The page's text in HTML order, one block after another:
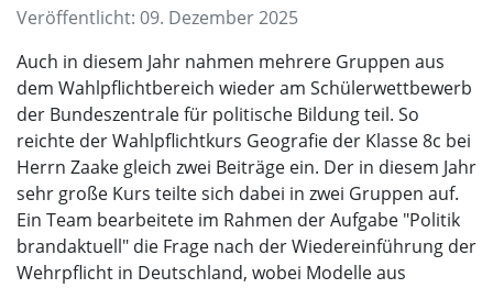
Veröffentlicht: 09. Dezember 2025
Auch in diesem Jahr nahmen mehrere Gruppen aus
dem Wahlpflichtbereich wieder am Schülerwettbewerb
der Bundeszentrale für politische Bildung teil. So
reichte der Wahlpflichtkurs Geografie der Klasse 8c bei
Herrn Zaake gleich zwei Beiträge ein. Der in diesem Jahr
sehr große Kurs teilte sich dabei in zwei Gruppen auf.
Ein Team bearbeitete im Rahmen der Aufgabe "Politik
brandaktuell" die Frage nach der Wiedereinführung der
Wehrpflicht in Deutschland, wobei Modelle aus